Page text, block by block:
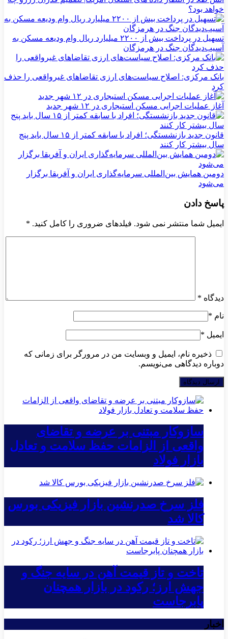
خواهد بود؟
تسهیل در پرداخت بیش از ۲۲۰۰ میلیارد ریال وام ودیعه مسکن به
آسیب‌دیدگان جنگ در هرمزگان
بانک مرکزی: اصلاح سیاست‌های ارزی تقاضاهای غیرواقعی را حذف
کرد
آغاز عملیات اجرایی مسکن استیجاری در ۱۲ شهر جدید
قانون جدید بازنشستگی؛ افراد با سابقه کمتر از ۱۵ سال باید پنج
سال بیشتر کار کنند
دومین همایش بین‌المللی سرمایه‌گذاری ایران و آفریقا برگزار
می‌شود
پاسخ دادن
ایمیل شما منتشر نمی شود. فیلدهای ضروری را کامل کنید. *
دیدگاه *
نام *
ایمیل *
ذخیره نام، ایمیل و وبسایت من در مرورگر برای زمانی که
دوباره دیدگاهی می‌نویسم.
سازوکار مبتنی بر عرضه و تقاضای
واقعی از الزامات حفظ سلامت و تعادل
بازار فولاد
فلز سرخ صدرنشین بازار فیزیکی بورس
کالا شد
تاخت و تاز قیمت آهن در سایه جنگ و
جهش ارز؛ رکود در بازار همچنان
پابرجاست
اخبار